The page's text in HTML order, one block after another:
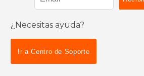
¿Necesitas ayuda?
Ir a Centro de Soporte